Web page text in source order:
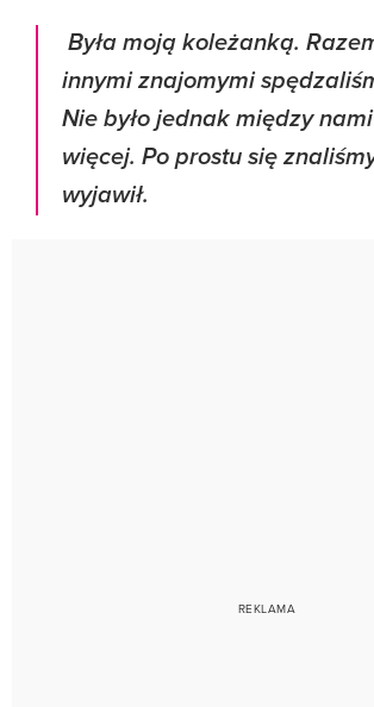
Była moją koleżanką.
innymi znajomymi
Nie było jednak między
więcej. Po prostu się
wyjawił.